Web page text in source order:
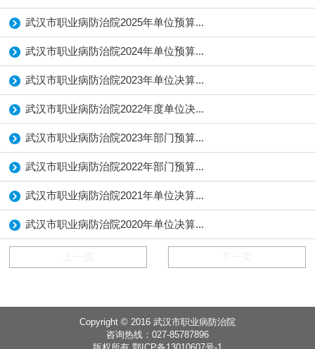
武汉市职业病防治院2025年单位预算...
武汉市职业病防治院2024年单位预算...
武汉市职业病防治院2023年单位决算...
武汉市职业病防治院2022年度单位决...
武汉市职业病防治院2023年部门预算...
武汉市职业病防治院2022年部门预算...
武汉市职业病防治院2021年单位决算...
武汉市职业病防治院2020年单位决算...
Copyright © 2016 武汉市职业病防治院
咨询热线：027-85787896